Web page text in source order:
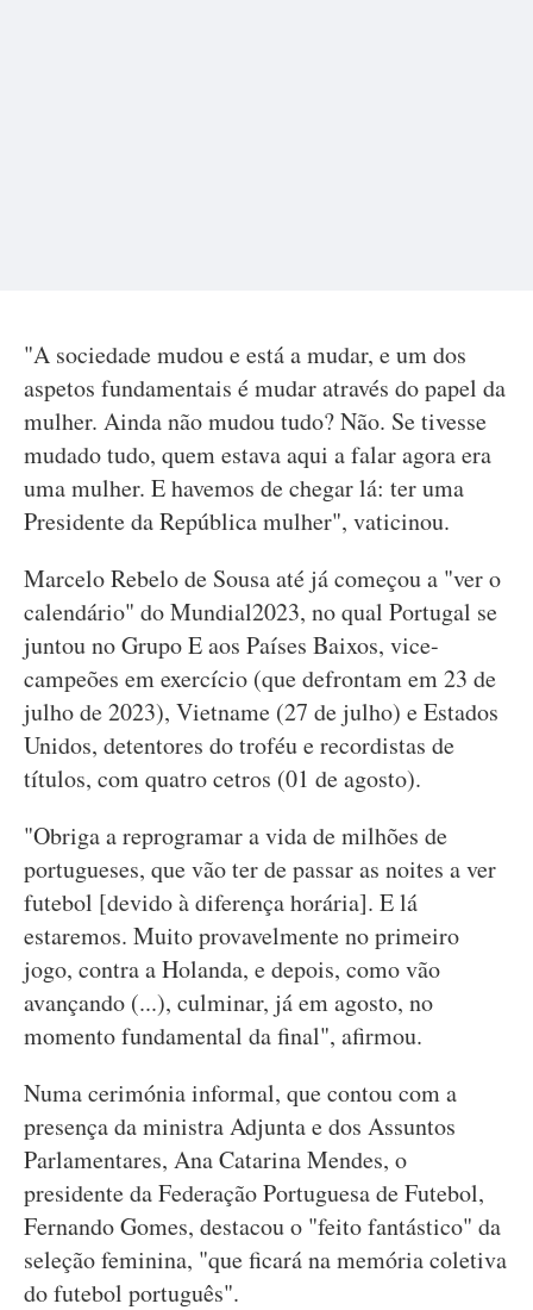
"A sociedade mudou e está a mudar, e um dos
aspetos fundamentais é mudar através do papel da
mulher. Ainda não mudou tudo? Não. Se tivesse
mudado tudo, quem estava aqui a falar agora era
uma mulher. E havemos de chegar lá: ter uma
Presidente da República mulher", vaticinou.
Marcelo Rebelo de Sousa até já começou a "ver o
calendário" do Mundial2023, no qual Portugal se
juntou no Grupo E aos Países Baixos, vice-
campeões em exercício (que defrontam em 23 de
julho de 2023), Vietname (27 de julho) e Estados
Unidos, detentores do troféu e recordistas de
títulos, com quatro cetros (01 de agosto).
"Obriga a reprogramar a vida de milhões de
portugueses, que vão ter de passar as noites a ver
futebol [devido à diferença horária]. E lá
estaremos. Muito provavelmente no primeiro
jogo, contra a Holanda, e depois, como vão
avançando (...), culminar, já em agosto, no
momento fundamental da final", afirmou.
Numa cerimónia informal, que contou com a
presença da ministra Adjunta e dos Assuntos
Parlamentares, Ana Catarina Mendes, o
presidente da Federação Portuguesa de Futebol,
Fernando Gomes, destacou o "feito fantástico" da
seleção feminina, "que ficará na memória coletiva
do futebol português".